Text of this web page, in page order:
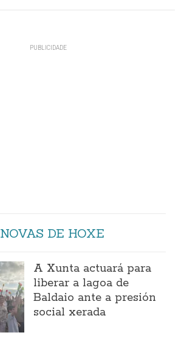
NOVAS DE HOXE
A Xunta actuará para
liberar a lagoa de
Baldaio ante a presión
social xerada